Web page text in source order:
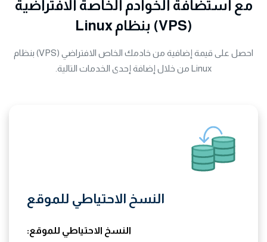
مع استضافة الخوادم الخاصة الافتراضية
(VPS) بنظام Linux
احصل على قيمة إضافية من خادمك الخاص الافتراضي (VPS) بنظام
Linux من خلال إضافة إحدى الخدمات التالية.
النسخ الاحتياطي للموقع
النسخ الاحتياطي للموقع: